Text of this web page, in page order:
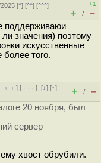
[^] [^^] [^^^]
+1
+ / –
поддерживаюи
значения) поэтому
искусственные
того.
] [ · · ·][↓] [↑]
+ / –
20 ноября, был
сервер
хвост обрубили.